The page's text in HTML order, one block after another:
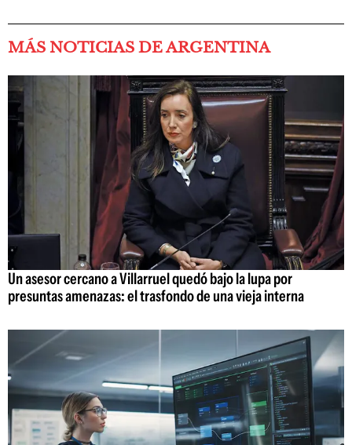
MÁS NOTICIAS DE ARGENTINA
Un asesor cercano a Villarruel quedó bajo la lupa por
presuntas amenazas: el trasfondo de una vieja interna